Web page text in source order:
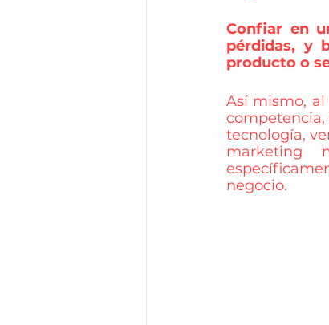
Confiar en
pérdidas, y
producto o
Así mismo,
tecnología,
marketing
negocio.